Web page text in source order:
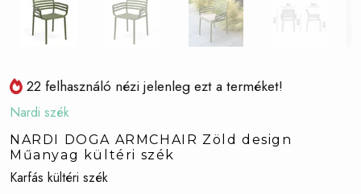
22 felhasználó nézi jelenleg ezt a terméket!
Nardi szék
NARDI DOGA ARMCHAIR Zöld design
Műanyag kültéri szék
Karfás kültéri szék